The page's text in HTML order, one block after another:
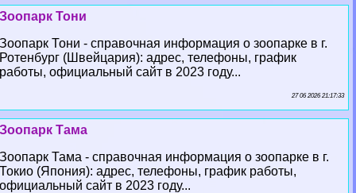
Зоопарк Тони
Зоопарк Тони - справочная информация о зоопарке в г.
Ротенбург (Швейцария): адрес, телефоны, график
работы, официальный сайт в 2023 году...
27 06 2026 21:17:33
Зоопарк Тама
Зоопарк Тама - справочная информация о зоопарке в г.
Токио (Япония): адрес, телефоны, график работы,
официальный сайт в 2023 году...